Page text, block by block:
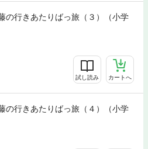
の行きあたりばっ旅（３）（小学
試し読み カートへ
の行きあたりばっ旅（４）（小学